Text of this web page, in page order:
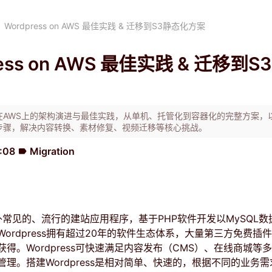
Wordpress on AWS 最佳实践 & 迁移到S3静态化方案
on AWS 最佳实践 & 迁移到
上的架构演进与最佳实践，从单机、托管化到容器化的完整方案，
，解决内容转换、素材修复、视频迁移等核心挑战。
label Migration
见的、流行的建站应用程序，基于PHP软件开发以MySQL数
拥有超过20年的软件生态体系，大量第三方免费插
得。Wordpress可快速满足内容发布（CMS）、在线商城等
理。搭建Wordpress是相对简单、快速的，根据不同的业务需